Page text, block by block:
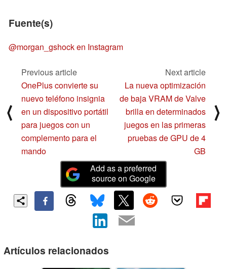
Fuente(s)
@morgan_gshock en Instagram
⟨
Previous article
OnePlus convierte su
nuevo teléfono insignia
en un dispositivo portátil
para juegos con un
complemento para el
mando
Next article
La nueva optimización
de baja VRAM de Valve
brilla en determinados
juegos en las primeras
pruebas de GPU de 4
GB
⟩
Add as a preferred
source on Google
Artículos relacionados